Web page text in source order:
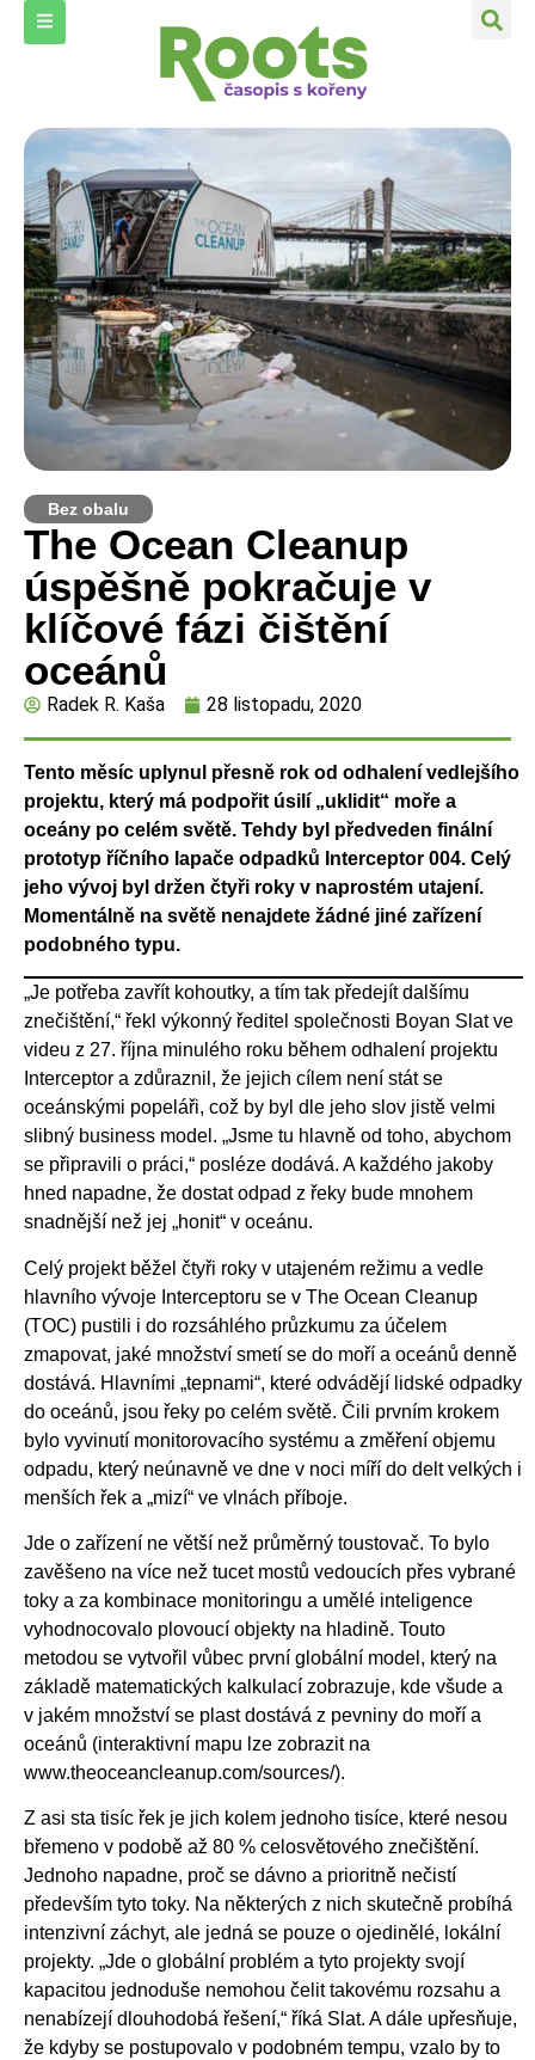
Bez obalu
The Ocean Cleanup
úspěšně pokračuje v
klíčové fázi čištění
oceánů
Radek R. Kaša 28 listopadu, 2020
Tento měsíc uplynul přesně rok od odhalení vedlejšího
projektu, který má podpořit úsilí „uklidit“ moře a
oceány po celém světě. Tehdy byl předveden finální
prototyp říčního lapače odpadků Interceptor 004. Celý
jeho vývoj byl držen čtyři roky v naprostém utajení.
Momentálně na světě nenajdete žádné jiné zařízení
podobného typu.
„Je potřeba zavřít kohoutky, a tím tak předejít dalšímu
znečištění,“ řekl výkonný ředitel společnosti Boyan Slat ve
videu z 27. října minulého roku během odhalení projektu
Interceptor a zdůraznil, že jejich cílem není stát se
oceánskými popeláři, což by byl dle jeho slov jistě velmi
slibný business model. „Jsme tu hlavně od toho, abychom
se připravili o práci,“ posléze dodává. A každého jakoby
hned napadne, že dostat odpad z řeky bude mnohem
snadnější než jej „honit“ v oceánu.
Celý projekt běžel čtyři roky v utajeném režimu a vedle
hlavního vývoje Interceptoru se v The Ocean Cleanup
(TOC) pustili i do rozsáhlého průzkumu za účelem
zmapovat, jaké množství smetí se do moří a oceánů denně
dostává. Hlavními „tepnami“, které odvádějí lidské odpadky
do oceánů, jsou řeky po celém světě. Čili prvním krokem
bylo vyvinutí monitorovacího systému a změření objemu
odpadu, který neúnavně ve dne v noci míří do delt velkých i
menších řek a „mizí“ ve vlnách příboje.
Jde o zařízení ne větší než průměrný toustovač. To bylo
zavěšeno na více než tucet mostů vedoucích přes vybrané
toky a za kombinace monitoringu a umělé inteligence
vyhodnocovalo plovoucí objekty na hladině. Touto
metodou se vytvořil vůbec první globální model, který na
základě matematických kalkulací zobrazuje, kde všude a
v jakém množství se plast dostává z pevniny do moří a
oceánů (interaktivní mapu lze zobrazit na
www.theoceancleanup.com/sources/).
Z asi sta tisíc řek je jich kolem jednoho tisíce, které nesou
břemeno v podobě až 80 % celosvětového znečištění.
Jednoho napadne, proč se dávno a prioritně nečistí
především tyto toky. Na některých z nich skutečně probíhá
intenzivní záchyt, ale jedná se pouze o ojedinělé, lokální
projekty. „Jde o globální problém a tyto projekty svojí
kapacitou jednoduše nemohou čelit takovému rozsahu a
nenabízejí dlouhodobá řešení,“ říká Slat. A dále upřesňuje,
že kdyby se postupovalo v podobném tempu, vzalo by to